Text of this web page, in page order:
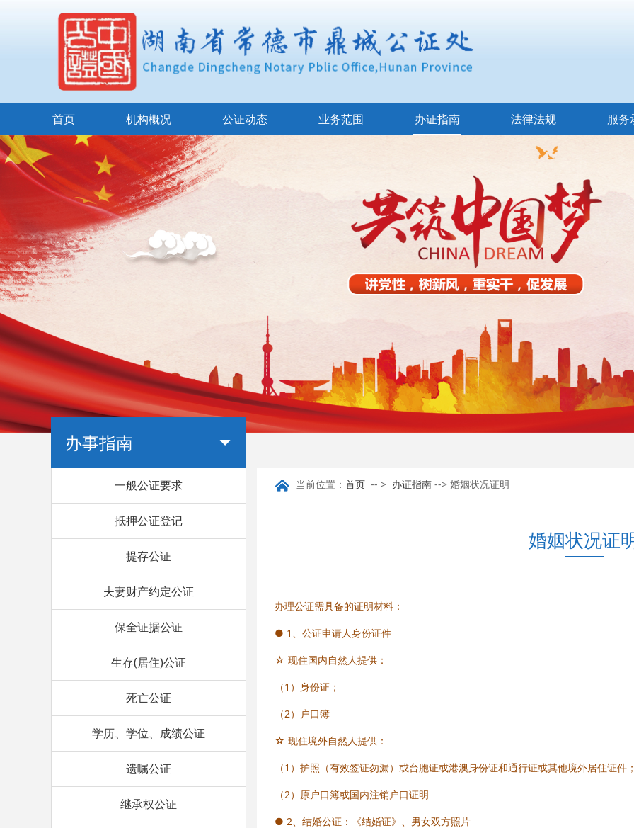
首页 机构概况 公证动态 业务范围 办证指南 法律法规 服务
办事指南
一般公证要求
抵押公证登记
提存公证
夫妻财产约定公证
保全证据公证
生存(居住)公证
死亡公证
学历、学位、成绩公证
遗嘱公证
继承权公证
当前位置： 首页 -- > 办证指南 --> 婚姻状况证明
婚姻状况证
办理公证需具备的证明材料：
● 1、公证申请人身份证件
☆ 现住国内自然人提供：
（1）身份证；
（2）户口簿
☆ 现住境外自然人提供：
（1）护照（有效签证勿漏）或台胞证或港澳身份证和通行证或其他境外居住证件
（2）原户口簿或国内注销户口证明
● 2、结婚公证：《结婚证》、男女双方照片